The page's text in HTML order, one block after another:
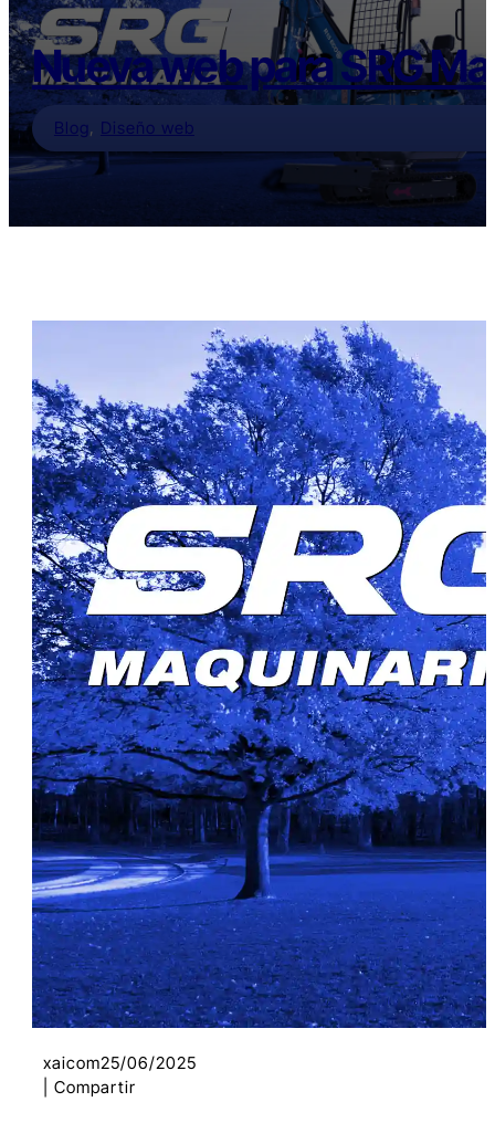
Nueva web para SRG
Blog, Diseño web
Tiempo de lectura estimado: 2 minutos
Un paseo por el universo SRG
Maquinaria
El corazón técnico: tecnología
web a medida
Rendimiento y experiencia al
servicio del visitante
Productos con alma: las máquinas
Rippa
¿Qué se ha buscado?
Métricas de rendimiento
En resumen
xaicom25/06/2025
| Compartir